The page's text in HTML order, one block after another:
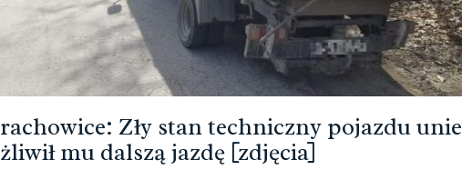
Zły stan techniczny pojazdu unie
mu dalszą jazdę [zdjęcia]